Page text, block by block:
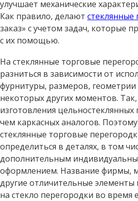
улучшает механические
Как правило, делают стеклянные
заказ» с учетом задач, которые
с их помощью.
На стеклянные торговые
разниться в зависимости от
фурнитуры, размеров, геометрии
некоторых других моментов.
изготовления
чем каркасных аналогов.
стеклянные торговые
определиться в деталях, в том
дополнительным
оформлением. Название фирмы,
другие отличительные элементы
на стекло перегородки во время